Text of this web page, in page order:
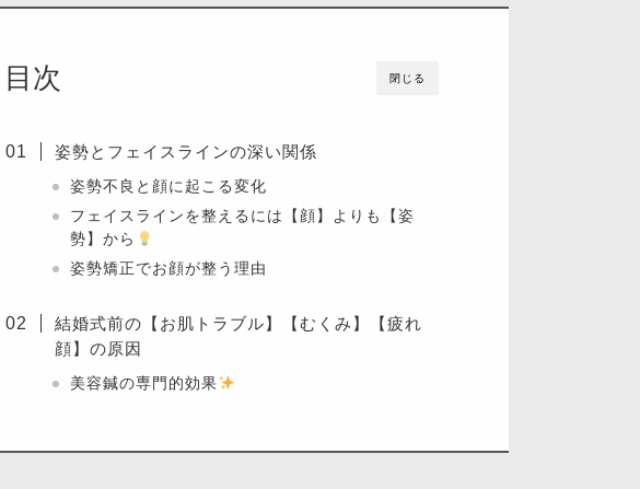
閉じる
目次
姿勢とフェイスラインの深い関係
姿勢不良と顔に起こる変化
フェイスラインを整えるには【顔】よりも【姿
勢】から
姿勢矯正でお顔が整う理由
結婚式前の【お肌トラブル】【むくみ】【疲れ
顔】の原因
美容鍼の専門的効果